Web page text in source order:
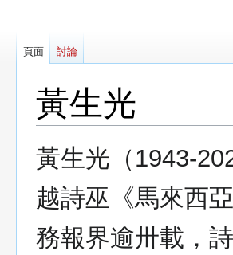
黃生光
跳
至
覽
跳
至
尋
黃生光（1943-
越詩巫《馬來西
務報界逾卅載，
頁面 討論